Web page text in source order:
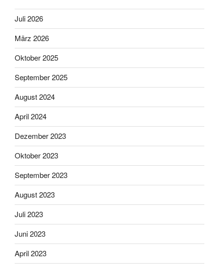
Juli 2026
März 2026
Oktober 2025
September 2025
August 2024
April 2024
Dezember 2023
Oktober 2023
September 2023
August 2023
Juli 2023
Juni 2023
April 2023